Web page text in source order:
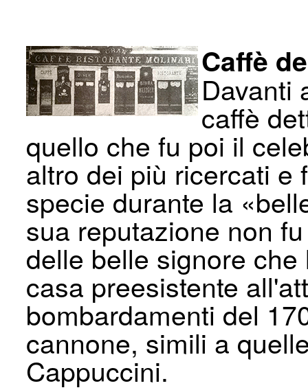
Caffè
Davanti
caffè
quello che fu poi il
altro dei più ricercati e
specie durante la
sua reputazione non
delle belle signore
casa preesistente
bombardamenti del
cannone, simili a
Cappuccini.